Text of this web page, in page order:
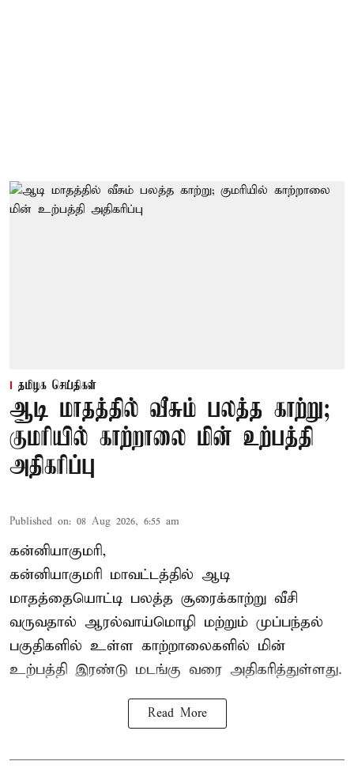
தமிழக செய்திகள்
ஆடி மாதத்தில் வீசும் பலத்த காற்று;
குமரியில் காற்றாலை மின் உற்பத்தி
அதிகரிப்பு
Published on: 08 Aug 2026, 6:55 am
கன்னியாகுமரி,
கன்னியாகுமரி மாவட்டத்தில் ஆடி
மாதத்தையொட்டி பலத்த சூரைக்காற்று வீசி
வருவதால் ஆரல்வாய்மொழி மற்றும் முப்பந்தல்
பகுதிகளில் உள்ள காற்றாலைகளில் மின்
உற்பத்தி இரண்டு மடங்கு வரை அதிகரித்துள்ளது.
Read More